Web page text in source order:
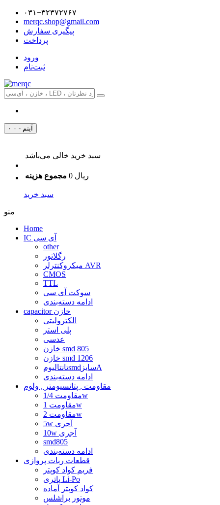
۰۳۱−۳۲۳۷۲۷۶۷
merqc.shop@gmail.com
پیگیری سفارش
پرداخت
ورود
ثبت‌نام
۰ آیتم - ۰
سبد خرید خالی می‌باشد
مجموع هزینه 0 ریال
سبد خرید
منو
Home
IC آی سی
other
رگلاتور
میکروکنترلر AVR
CMOS
TTL
سوکت آی سی
ادامه دسته‌بندی
capacitor خازن
الکترولیتی
پلی استر
عدسی
خازن smd 805
خازن smd 1206
تانتالیومsmdسایزA
ادامه دسته‌بندی
مقاومت , پتانسیومتر , ولوم
مقاومت 1/4w
مقاومت 1w
مقاومت 2w
5w آجری
10w آجری
smd805
ادامه دسته‌بندی
قطعات ربات پروازی
فریم کواد کوپتر
باتری Li-Po
کواد کوپتر آماده
موتور براشلس